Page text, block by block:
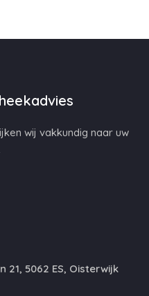
wij vakkundig naar uw
5062 ES, Oisterwijk